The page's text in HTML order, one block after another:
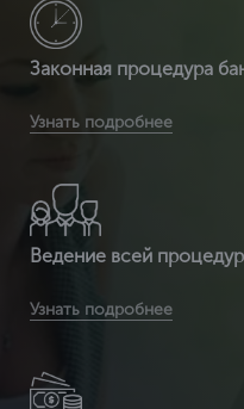
Законная процедура
являемся
Узнать подробнее
Ведение всей
14001 от 2 часов
Узнать подробнее